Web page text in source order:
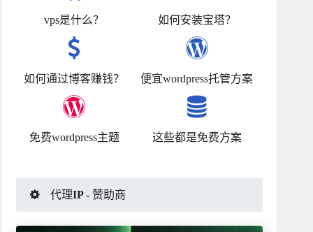
vps是什么？ 如何安装宝塔？
如何通过博客赚钱？ 便宜wordpress托管方案
免费wordpress主题 这些都是免费方案
代理IP - 赞助商